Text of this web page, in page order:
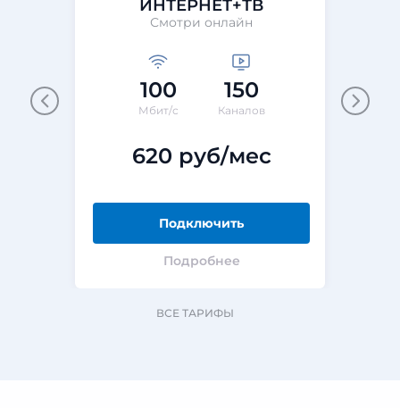
ИНТЕРНЕТ+ТВ
Смотри онлайн
100
Мбит/с
150
Каналов
620 руб/мес
Подключить
Подробнее
ВСЕ ТАРИФЫ